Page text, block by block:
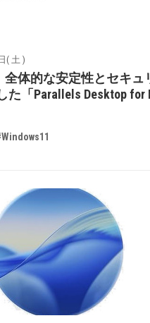
( 土 )
全体的な安定性とセキュ
た「Parallels Desktop for